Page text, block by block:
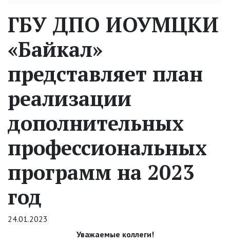
ГБУ ДПО ИОУМЦКИ
«Байкал»
представляет план
реализации
дополнительных
профессиональных
программ на 2023
год
24.01.2023
Уважаемые коллеги!